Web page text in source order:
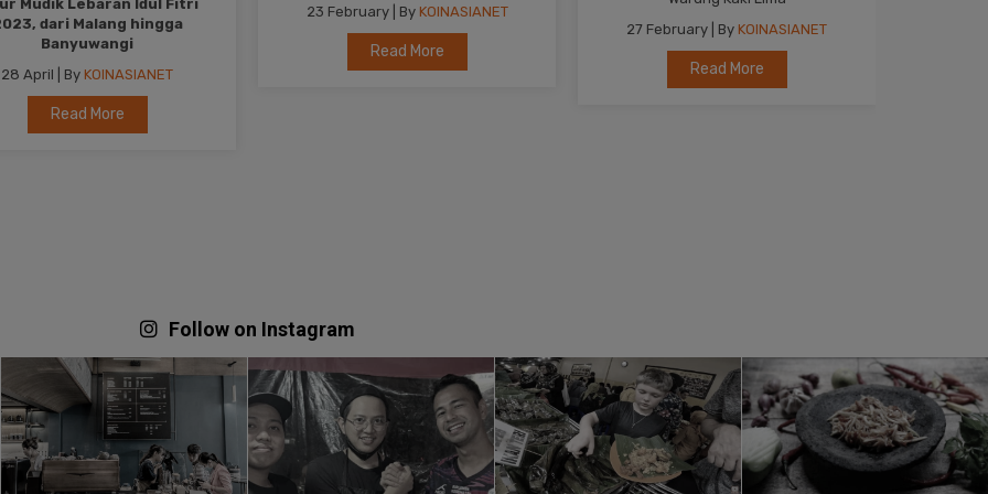
February | ByKOINASIANET
Read More
Read More
05 January | By
KOINASIANET
Read More
Follow on Instagram